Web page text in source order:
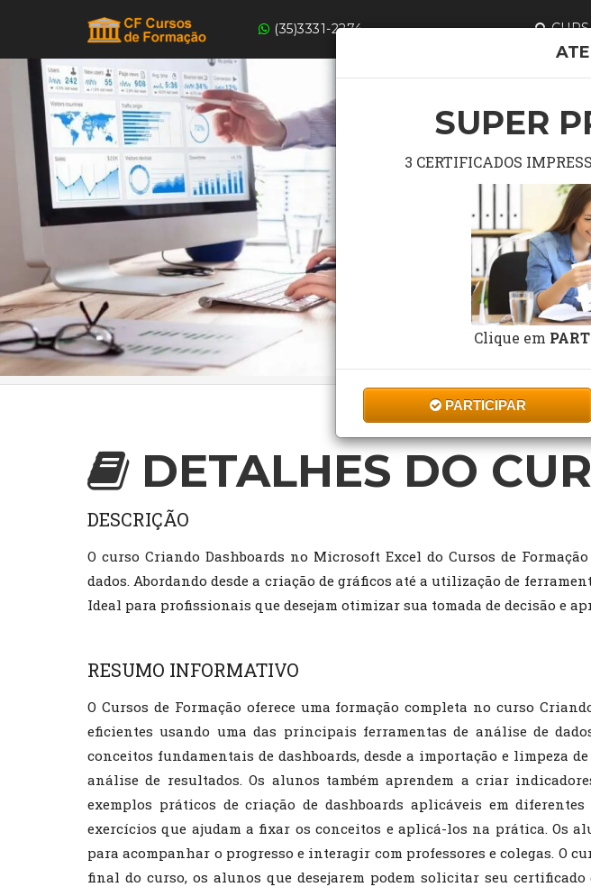
(35)3331-2274
DETALHES DO
DESCRIÇÃO
O curso Criando Dashboards no Microsoft Excel do Cursos de
dados. Abordando desde a criação de gráficos até a utilização de
Ideal para profissionais que desejam otimizar sua tomada de decisão e
RESUMO INFORMATIVO
O Cursos de Formação oferece uma formação completa no curso
eficientes usando uma das principais ferramentas de análise de
conceitos fundamentais de dashboards, desde a importação e limpeza
análise de resultados. Os alunos também aprendem a criar
exemplos práticos de criação de dashboards aplicáveis em
exercícios que ajudam a fixar os conceitos e aplicá-los na prática. Os
para acompanhar o progresso e interagir com professores e colegas. O
final do curso, os alunos que desejarem podem solicitar seu
SUPER
3 CERTIFICADOS
Clique em
PARTICIPAR